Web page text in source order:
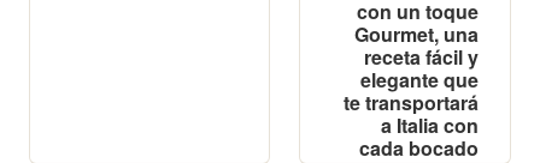
con un toque
Gourmet, una
receta fácil y
elegante que
te transportará
a Italia con
cada bocado